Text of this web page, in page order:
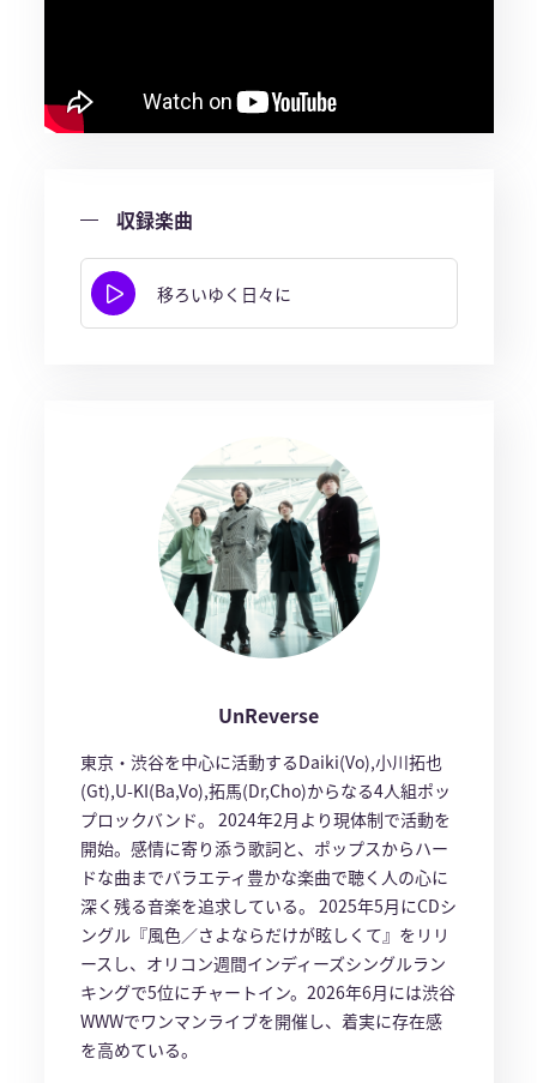
収録楽曲
移ろいゆく日々に
UnReverse
東京・渋谷を中心に活動するDaiki(Vo),小川拓也
(Gt),U-KI(Ba,Vo),拓馬(Dr,Cho)からなる4人組ポッ
プロックバンド。 2024年2月より現体制で活動を
開始。感情に寄り添う歌詞と、ポップスからハー
ドな曲までバラエティ豊かな楽曲で聴く人の心に
深く残る音楽を追求している。 2025年5月にCDシ
ングル『風色／さよならだけが眩しくて』をリリ
ースし、オリコン週間インディーズシングルラン
キングで5位にチャートイン。2026年6月には渋谷
WWWでワンマンライブを開催し、着実に存在感
を高めている。